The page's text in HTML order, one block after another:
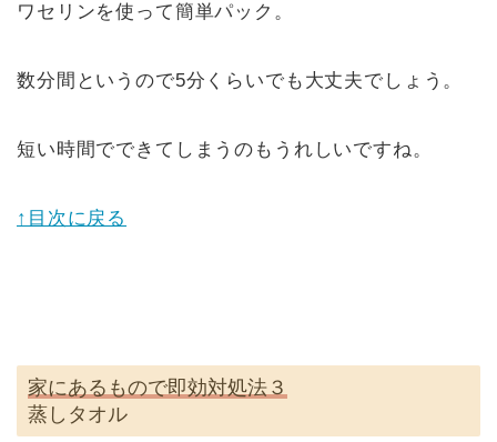
ワセリンを使って簡単パック。
数分間というので5分くらいでも大丈夫でしょう。
短い時間でできてしまうのもうれしいですね。
↑目次に戻る
家にあるもので即効対処法３
蒸しタオル